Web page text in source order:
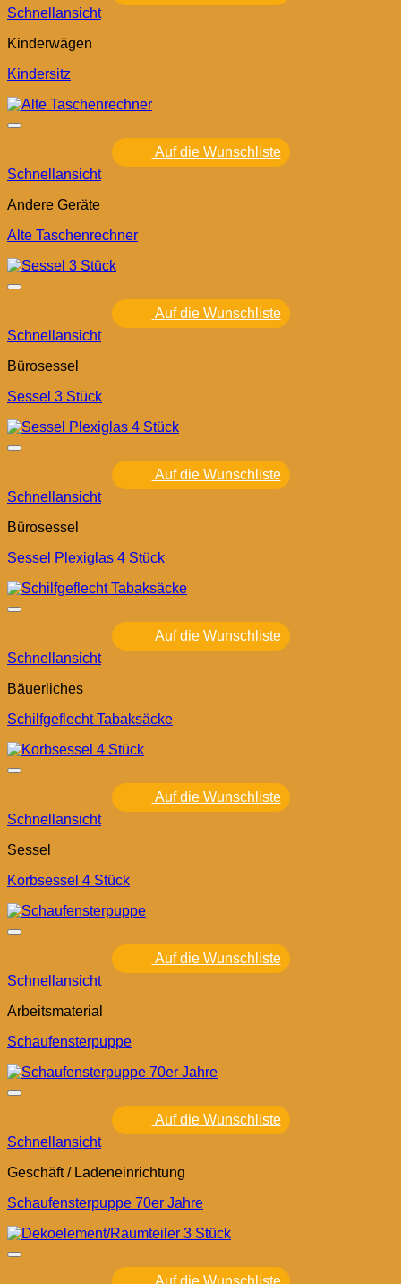
Schnellansicht
Kinderwägen
Kindersitz
Auf die Wunschliste
Schnellansicht
Andere Geräte
Alte Taschenrechner
Auf die Wunschliste
Schnellansicht
Bürosessel
Sessel 3 Stück
Auf die Wunschliste
Schnellansicht
Bürosessel
Sessel Plexiglas 4 Stück
Auf die Wunschliste
Schnellansicht
Bäuerliches
Schilfgeflecht Tabaksäcke
Auf die Wunschliste
Schnellansicht
Sessel
Korbsessel 4 Stück
Auf die Wunschliste
Schnellansicht
Arbeitsmaterial
Schaufensterpuppe
Auf die Wunschliste
Schnellansicht
Geschäft / Ladeneinrichtung
Schaufensterpuppe 70er Jahre